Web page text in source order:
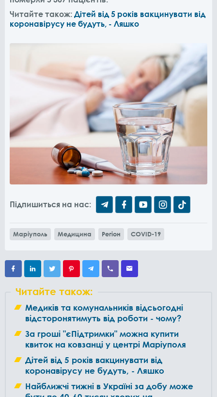
Читайте також: Дітей від 5 років вакцинувати від
коронавірусу не будуть, - Ляшко
Підпишиться на нас:
Маріуполь Медицина Регіон COVID-19
Читайте також:
Медиків та комунальників відсьогодні
відсторонятимуть від роботи - чому?
За гроші "єПідтримки" можна купити
квиток на ковзанці у центрі Маріуполя
Дітей від 5 років вакцинувати від
коронавірусу не будуть, - Ляшко
Найближчі тижні в Україні за добу може